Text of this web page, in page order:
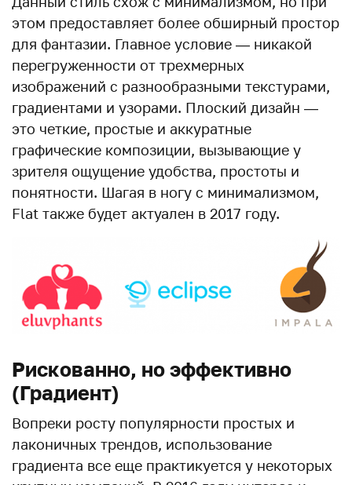
этом предоставляет более обширный простор
для фантазии. Главное условие — никакой
перегруженности от трехмерных
изображений с разнообразными текстурами,
градиентами и узорами. Плоский дизайн —
это четкие, простые и аккуратные
графические композиции, вызывающие у
зрителя ощущение удобства, простоты и
понятности. Шагая в ногу с минимализмом,
Flat также будет актуален в 2017 году.
Рискованно, но эффективно
(Градиент)
Вопреки росту популярности простых и
лаконичных трендов, использование
градиента все еще практикуется у некоторых